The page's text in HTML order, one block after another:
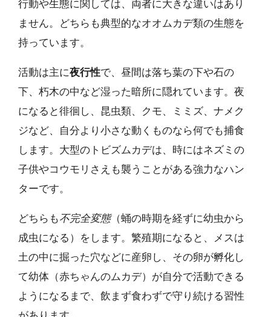
行動や生態に関しては、両者に大きな違いはあり
ません。どちらも典型的なオオムカデ類の生態を
持っています。
活動は主に夜行性で、昼間は落ち葉の下や石の
下、朽木の中など湿った暗所に隠れています。夜
になると徘徊し、昆虫類、クモ、ミミズ、ナメク
ジなど、自分より小さな動くものなら何でも捕食
します。大型のトビズムカデは、時にはネズミの
子供やコウモリさえも襲うことがある強力なハン
ターです。
どちらも不完全変態（蛹の時期を経ずに幼虫から
成虫になる）をします。繁殖期になると、メスは
土の中に掘った穴などに産卵し、その卵が孵化し
て幼体（赤ちゃんのムカデ）が自分で活動できる
ようになるまで、飲まず食わずで守り続ける習性